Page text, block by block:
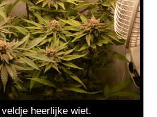
heerlijke wiet.